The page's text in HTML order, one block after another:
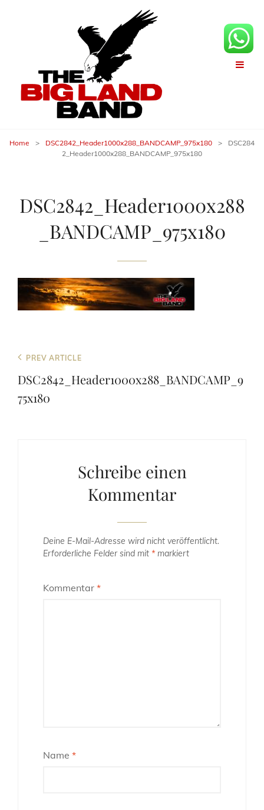
Home > DSC2842_Header1000x288_BANDCAMP_975x180 >
DSC284
2_Header1000x288_BANDCAMP_975x180
DSC2842_Header1000x288
_BANDCAMP_975x180
Beitragsnavigation
Previous
Post
PREV ARTICLE
DSC2842_Header1000x288_BANDCAMP_9
75x180
Schreibe einen
Kommentar
Deine E-Mail-Adresse wird nicht veröffentlicht.
Erforderliche Felder sind mit * markiert
Kommentar *
Name *